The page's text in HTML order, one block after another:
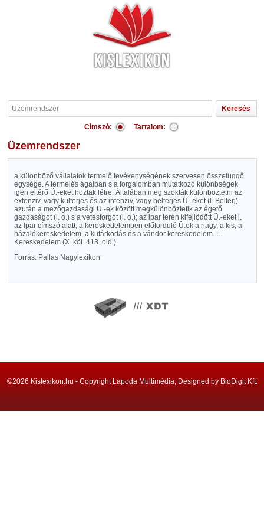
Címszó: Tartalom:
Üzemrendszer
a különböző vállalatok termelő tevékenységének szervesen összefüggő
egysége. A termelés ágaiban s a forgalomban mutatkozó különbségek
igen eltérő Ü.-eket hoztak létre. Általában meg szokták különböztetni az
extenziv, vagy külterjes és az intenziv, vagy belterjes Ü.-eket (l. Belterj);
azután a mezőgazdasági Ü.-ek között megkülönböztetik az égető
gazdaságot (l. o.) s a vetésforgót (l. o.); az ipar terén kifejlődött Ü.-eket l.
az Ipar címszó alatt; a kereskedelemben előforduló Ü.ek a nagy, a kis, a
házalókereskedelem, a kufárkodás és a vándor kereskedelem. L.
Kereskedelem (X. köt. 413. old.).
Forrás: Pallas Nagylexikon
©2026 Kislexikon.hu - Copyright Lapoda Multimédia, Designed by BioDigit Kft.